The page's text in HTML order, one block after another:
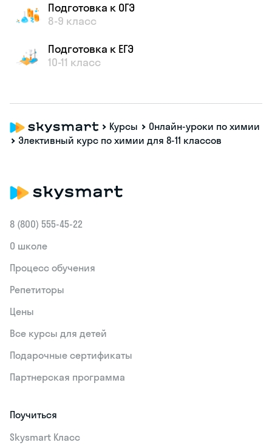
Подготовка к ОГЭ
8-9 класс
Подготовка к ЕГЭ
10-11 класс
Курсы
Онлайн-уроки по химии
Элективный курс по химии для 8‑11 классов
8 (800) 555‑45-22
О школе
Процесс обучения
Репетиторы
Цены
Все курсы для детей
Подарочные сертификаты
Партнерская программа
Поучиться
Skysmart Класс